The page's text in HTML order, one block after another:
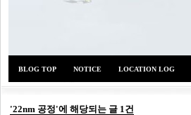
BLOG TOP NOTICE LOCATION LOG
'22nm 공정'에 해당되는 글 1건